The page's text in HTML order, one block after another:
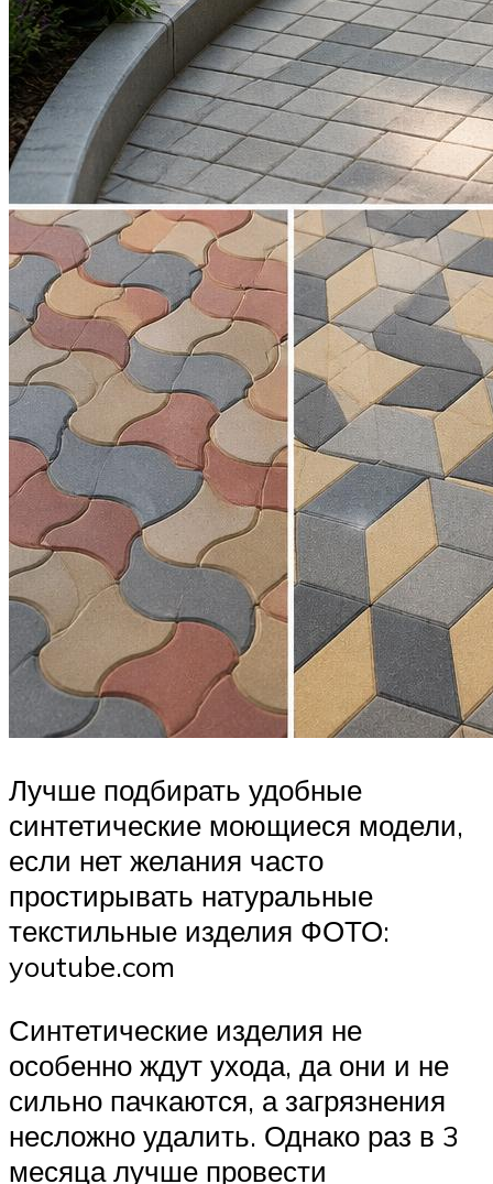
Лучше подбирать удобные
синтетические моющиеся модели,
если нет желания часто
простирывать натуральные
текстильные изделия ФОТО:
youtube.com
Синтетические изделия не
особенно ждут ухода, да они и не
сильно пачкаются, а загрязнения
несложно удалить. Однако раз в 3
месяца лучше провести